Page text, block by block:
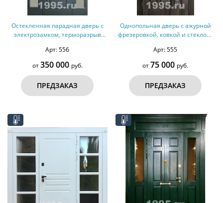
Остекленная парадная дверь с
электрозамком, терморазрыв
Арт: 556
от350 000 руб.
ПРЕДЗАКАЗ
Однопольная дверь с ажурной
фрезеровкой, ковкой и стеклом,
Арт: 555
от75 000 руб.
ПРЕДЗАКАЗ